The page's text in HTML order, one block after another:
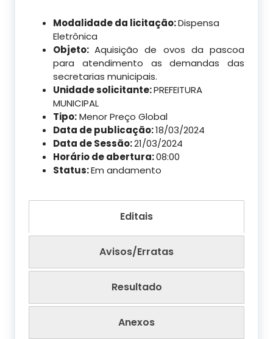
Modalidade da licitação:Dispensa
Eletrônica
Objeto:Aquisição de ovos da pascoa
para atendimento as demandas das
secretarias municipais.
Unidade solicitante:PREFEITURA
MUNICIPAL
Tipo:Menor Preço Global
Data de publicação:18/03/2024
Data de Sessão:21/03/2024
Horário de abertura:08:00
Status:Em andamento
Editais
Avisos/Erratas
Resultado
Anexos